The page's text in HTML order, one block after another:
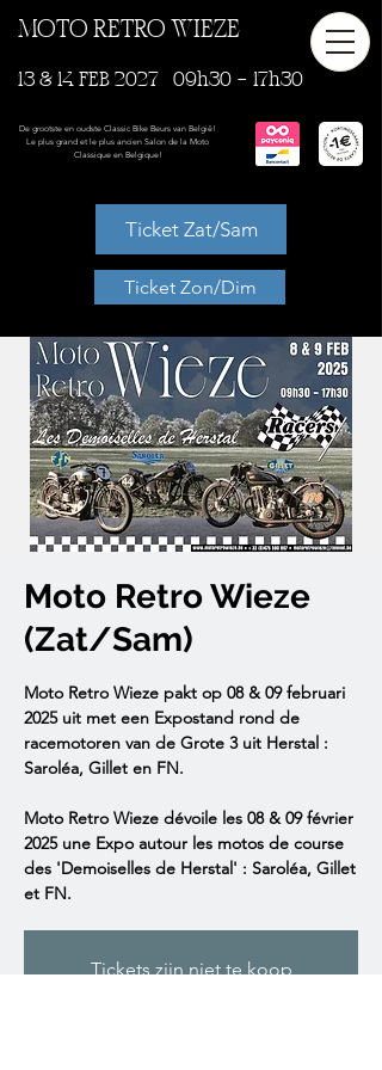
MOTO RETRO WIEZE
13 & 14 FEB 2027 09h30 - 17h30
De grootste en oudste Classic Bike Beurs van België!
Le plus grand et le plus ancien Salon de la Moto
Classique en Belgique!
Ticket Zat/Sam
Ticket Zon/Dim
Moto Retro Wieze
(Zat/Sam)
Moto Retro Wieze pakt op 08 & 09 februari
2025 uit met een Expostand rond de
racemotoren van de Grote 3 uit Herstal :
Saroléa, Gillet en FN.
Moto Retro Wieze dévoile les 08 & 09 février
2025 une Expo autour les motos de course
des 'Demoiselles de Herstal' : Saroléa, Gillet
et FN.
Tickets zijn niet te koop